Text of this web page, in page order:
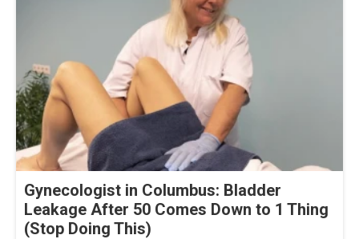
Gynecologist in Columbus: Bladder
Leakage After 50 Comes Down to 1 Thing
(Stop Doing This)